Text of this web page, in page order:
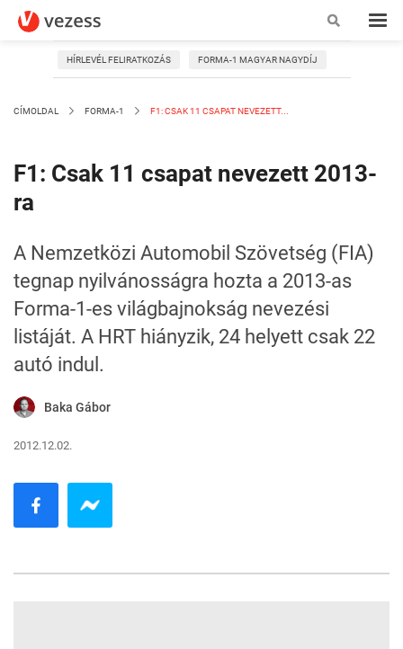
HÍRLEVÉL FELIRATKOZÁS FORMA-1 MAGYAR NAGYDÍJ
CÍMOLDAL FORMA-1 F1: CSAK 11 CSAPAT NEVEZETT...
F1: Csak 11 csapat nevezett 2013-
ra
A Nemzetközi Automobil Szövetség (FIA)
tegnap nyilvánosságra hozta a 2013-as
Forma-1-es világbajnokság nevezési
listáját. A HRT hiányzik, 24 helyett csak 22
autó indul.
Baka Gábor
2012.12.02.